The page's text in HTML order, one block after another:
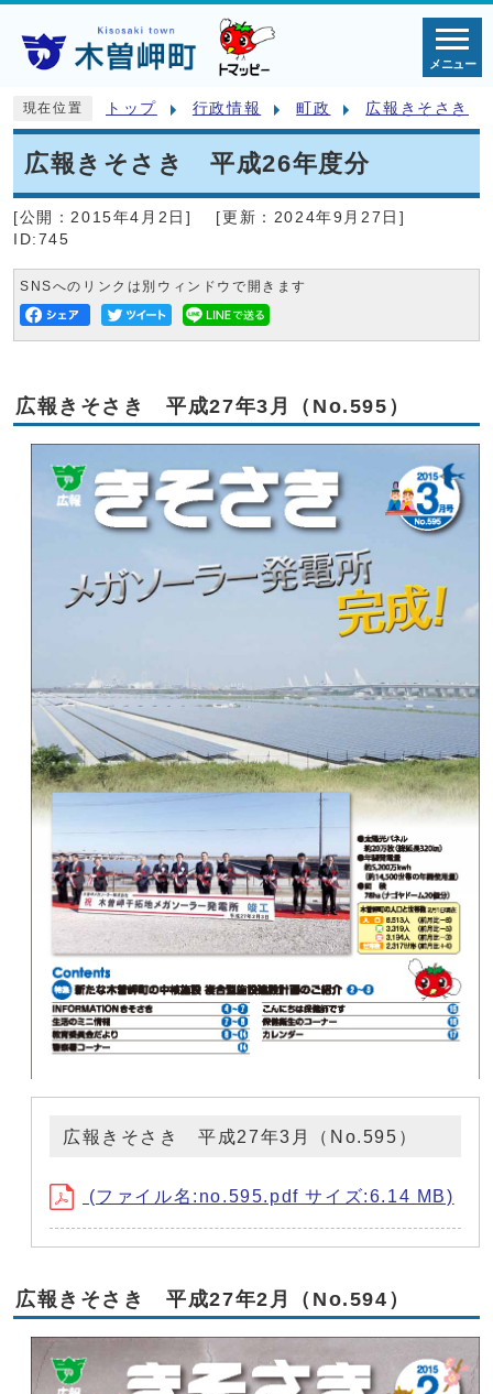
メニュー
現在位置 トップ 行政情報 町政 広報きそさき
広報きそさき 平成26年度分
[公開： 2015年4月2日 ] [更新： 2024年9月27日 ]
ID:745
SNSへのリンクは別ウィンドウで開きます
広報きそさき 平成27年3月（No.595）
広報きそさき 平成27年3月（No.595）
(ファイル名:no.595.pdf サイズ:6.14 MB)
広報きそさき 平成27年2月（No.594）